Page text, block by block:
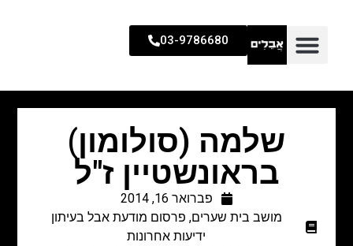
03-9786680
שלמה (סולומון)
בראונשטיין ז"ל
פברואר 16, 2014
מושב בית שערים, פרסום מודעת אבל בעיתון
ידיעות אחרונות